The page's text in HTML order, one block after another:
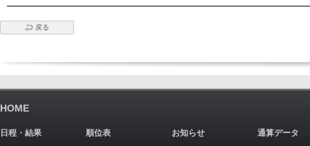
戻る
HOME
日程・結果 順位表 お知らせ 通算データ